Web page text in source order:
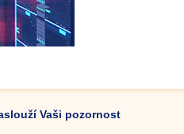
Vaši pozornost